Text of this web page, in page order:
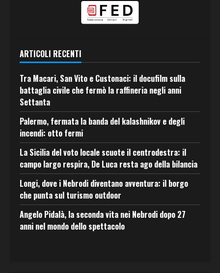
ARTICOLI RECENTI
Tra Macari, San Vito e Custonaci: il docufilm sulla
battaglia civile che fermò la raffineria negli anni
Settanta
Palermo, fermata la banda del kalashnikov e degli
incendi: otto fermi
La Sicilia del voto locale scuote il centrodestra: il
campo largo respira, De Luca resta ago della bilancia
Longi, dove i Nebrodi diventano avventura: il borgo
che punta sul turismo outdoor
Angelo Pidalà, la seconda vita nei Nebrodi dopo 27
anni nel mondo dello spettacolo